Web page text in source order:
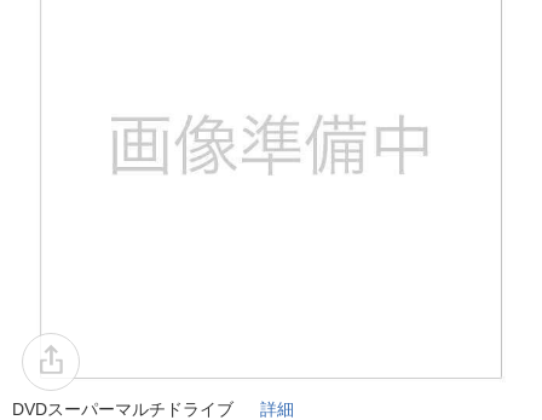
DVDスーパーマルチドライブ 詳細